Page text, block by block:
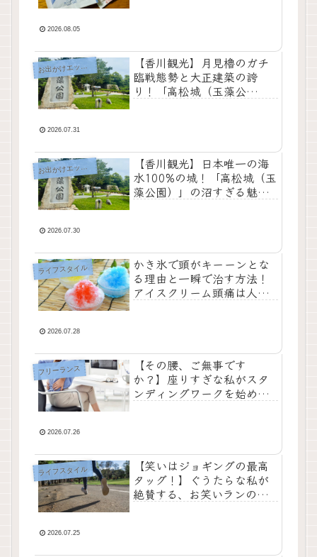
2026.08.05
お
出かけエッセイ
【香川観光】月見櫓のガチ
臨戦態勢と大正建築の誇
り！「高松城（玉藻公
2026.07.31
お
出かけエッセイ
【香川観光】日本唯一の海
水100%の城！「高松城（玉
藻公園）」の沼すぎる魅
2026.07.30
ライフスタイル
かき氷で頭がキーーンとな
る理由と一瞬で治す方法！
アイスクリーム頭痛は人類
2026.07.28
フリーランス
【その腰、ご無事です
か？】座りすぎな私がスタ
ンディングワークを始めた
2026.07.26
ライフスタイル
【笑いはジョギングの最高
タッグ！】ぐうたらな私が
絶賛する、お笑いランのス
2026.07.25